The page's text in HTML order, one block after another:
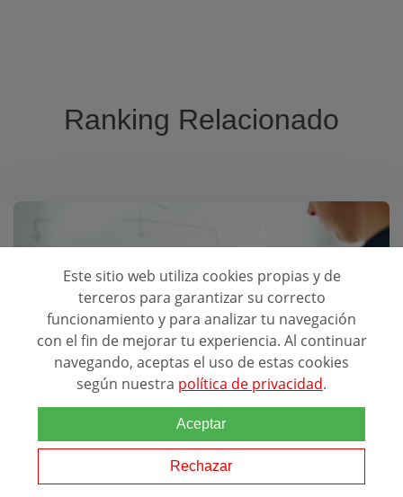
Ranking Relacionado
Mejores Escuelas para estudiar:
Policía Nacional
Este sitio web utiliza cookies propias y de
terceros para garantizar su correcto
funcionamiento y para analizar tu navegación
con el fin de mejorar tu experiencia. Al continuar
navegando, aceptas el uso de estas cookies
según nuestra política de privacidad.
Aceptar
Rechazar